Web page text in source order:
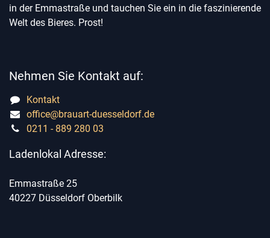
in der Emmastraße und tauchen Sie ein in die faszinierende
Welt des Bieres. Prost!
Nehmen Sie Kontakt auf:
Kontakt
office@brauart-duesseldorf.de
0211 - 889 280 03
Ladenlokal Adresse:
Emmastraße 25
40227 Düsseldorf Oberbilk